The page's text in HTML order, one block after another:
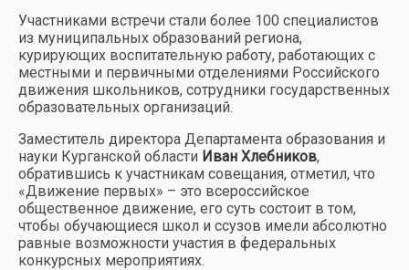
Участниками встречи стали более 100 специалистов
из муниципальных образований региона,
курирующих воспитательную работу, работающих с
местными и первичными отделениями Российского
движения школьников, сотрудники государственных
образовательных организаций.
Заместитель директора Департамента образования и
науки Курганской области Иван Хлебников,
обратившись к участникам совещания, отметил, что
«Движение первых» – это всероссийское
общественное движение, его суть состоит в том,
чтобы обучающиеся школ и ссузов имели абсолютно
равные возможности участия в федеральных
конкурсных мероприятиях.